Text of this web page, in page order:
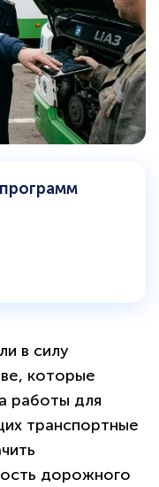
в силу
которые
работы для
транспортные
дорожного